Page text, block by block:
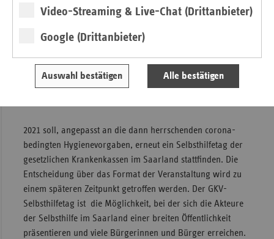
Video-Streaming & Live-Chat (Drittanbieter)
Google (Drittanbieter)
Auswahl bestätigen Alle bestätigen
und mit wenig bürokratischem Aufwand eine Förderung
bis zu 500 Euro erhalten.
Der größte Teil der bewilligten Fördermittel wurde im
Frühjahr des vergangenen Jahres an die Verantwortlichen
der Selbsthilfe ausgezahlt. Aus dem Förderjahr 2020 stehen
noch Restmittel in Höhe von 63.039,30 Euro zur Verfügung.
2021 soll, angepasst an die dann herrschenden corona-
bedingten Hygienevorgaben, erneut ein Selbsthilfetag der
gesetzlichen Krankenkassen im Saarland stattfinden. Die
Entscheidung über das Format der Veranstaltung wird zu
einem späteren Zeitpunkt getroffen werden. Der GKV-
Selbsthilfetag ist die Möglichkeit, bei der sich die Akteure
der Selbsthilfe im Saarland einer breiten Öffentlichkeit
präsentieren und viele Bürgerinnen und Bürger erreichen.